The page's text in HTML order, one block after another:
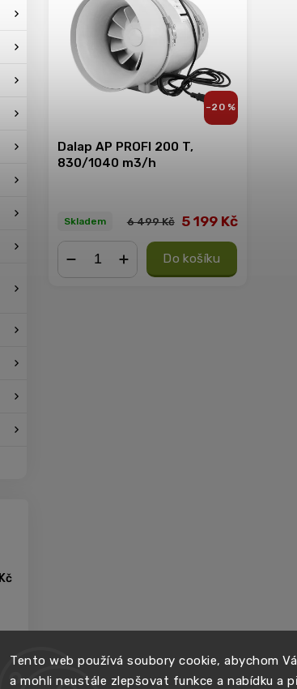
Tento web používá soubory cookie, abychom
a mohli neustále zlepšovat funkce a nabídku a
Kč
–20 %
Dalap AP PROFI 200 T,
830/1040 m3/h
Skladem 6 499 Kč 5 199 Kč
Do košíku